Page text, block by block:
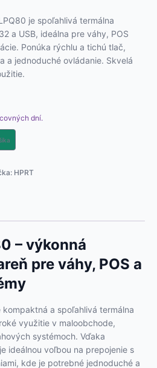
je spoľahlivá termálna
a USB, ideálna pre váhy, POS
Ponúka rýchlu a tichú tlač,
a jednoduché ovládanie. Skvelá
dní.
HPRT
– výkonná
pre váhy, POS a
kompaktná a spoľahlivá termálna
využitie v maloobchode,
systémoch. Vďaka
ideálnou voľbou na prepojenie s
kde je potrebné jednoduché a